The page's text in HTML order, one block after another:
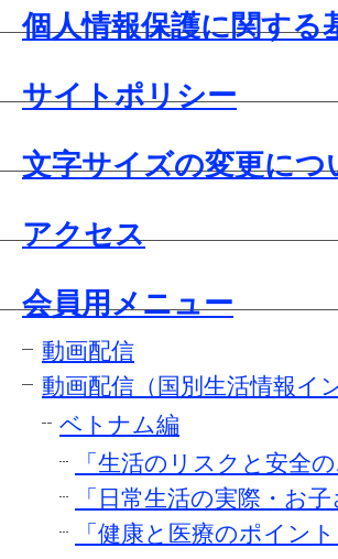
個人情報保護に関する
サイトポリシー
文字サイズの変更につ
アクセス
会員用メニュー
動画配信
動画配信（国別生活情報イ
ベトナム編
「生活のリスクと安全
「日常生活の実際・お
「健康と医療のポイン